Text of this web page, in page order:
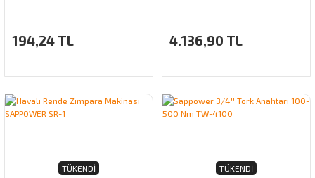
194,24 TL 4.136,90 TL
TÜKENDI TÜKENDI